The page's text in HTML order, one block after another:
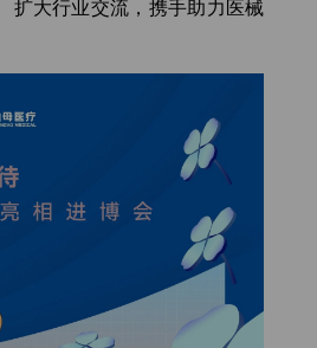
扩大行业交流，携手助力医械